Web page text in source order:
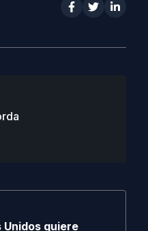
Unidos quiere